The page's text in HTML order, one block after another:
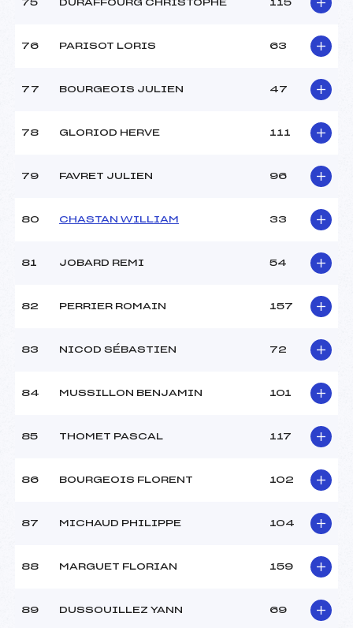
75 DURAFFOURG CHRISTOPHE 115
76 PARISOT LORIS 63
77 BOURGEOIS JULIEN 47
78 GLORIOD HERVE 111
79 FAVRET JULIEN 96
80 CHASTAN WILLIAM 33
81 JOBARD REMI 54
82 PERRIER ROMAIN 157
83 NICOD SÉBASTIEN 72
84 MUSSILLON BENJAMIN 101
85 THOMET PASCAL 117
86 BOURGEOIS FLORENT 102
87 MICHAUD PHILIPPE 104
88 MARGUET FLORIAN 159
89 DUSSOUILLEZ YANN 69